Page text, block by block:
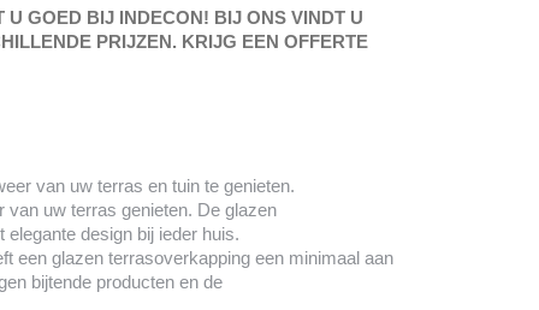
GOED BIJ INDECON! BIJ ONS VINDT U
PRIJZEN. KRIJG EEN OFFERTE
van uw terras en tuin te genieten.
van uw terras genieten. De glazen
design bij ieder huis.
een glazen terrasoverkapping een minimaal aan
bijtende producten en de